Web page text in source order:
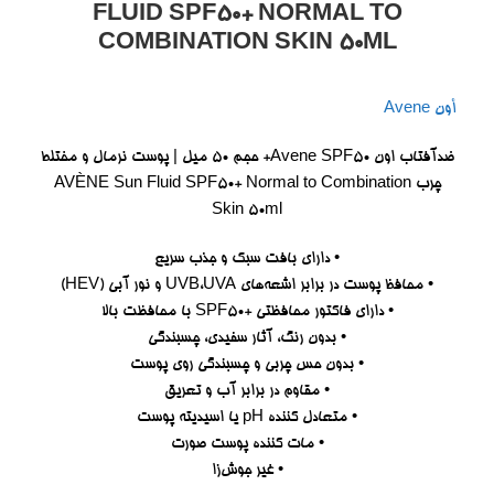
FLUID SPF50+ NORMAL TO
COMBINATION SKIN 50ML
أون Avene
ضدآفتاب اون Avene SPF50+ حجم 50 میل | پوست نرمال و مختلط
چرب AVÈNE Sun Fluid SPF50+ Normal to Combination
Skin 50ml
• دارای بافت سبک و جذب سریع
• محافظ پوست در برابر اشعه‌های UVB،UVA و نور آبی (HEV)
• دارای فاکتور محافظتی +SPF50 با محافظت بالا
• بدون رنگ، آثار سفیدی، چسبندگی
• بدون حس چربی و چسبندگی روی پوست
• مقاوم در برابر آب و تعریق
• متعادل کننده pH یا اسیدیته پوست
• مات کننده پوست صورت
• غیر جوش‌زا